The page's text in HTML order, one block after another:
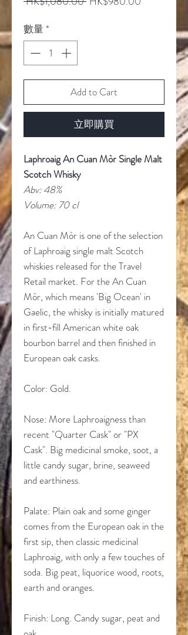
數量*
Add to Cart
立即購買
Laphroaig An Cuan Mòr Single Malt
Scotch Whisky
Abv: 48%
Volume: 70 cl
An Cuan Mòr is one of the selection
of Laphroaig single malt Scotch
whiskies released for the Travel
Retail market. For the An Cuan
Mòr, which means 'Big Ocean' in
Gaelic, the whisky is initially matured
in first-fill American white oak
bourbon barrel and then finished in
European oak casks.
Color: Gold.
Nose: More Laphroaigness than
recent "Quarter Cask" or "PX
Cask". Big medicinal smoke, soot, a
little candy sugar, brine, seaweed
and earthiness.
Palate: Plain oak and some ginger
comes from the European oak in the
first sip, then classic medicinal
Laphroaig, with only a few touches of
soda. Big peat, liquorice wood, roots,
earth and oranges.
Finish: Long. Candy sugar, peat and